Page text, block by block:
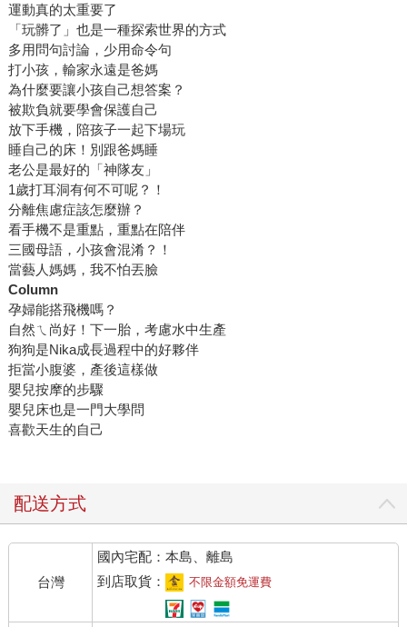
運動真的太重要了
「玩髒了」也是一種探索世界的方式
多用問句討論，少用命令句
打小孩，輸家永遠是爸媽
為什麼要讓小孩自己想答案？
被欺負就要學會保護自己
放下手機，陪孩子一起下場玩
睡自己的床！別跟爸媽睡
老公是最好的「神隊友」
1歲打耳洞有何不可呢？！
分離焦慮症該怎麼辦？
看手機不是重點，重點在陪伴
三國母語，小孩會混淆？！
當藝人媽媽，我不怕丟臉
Column
孕婦能搭飛機嗎？
自然ㄟ尚好！下一胎，考慮水中生產
狗狗是Nika成長過程中的好夥伴
拒當小腹婆，產後這樣做
嬰兒按摩的步驟
嬰兒床也是一門大學問
喜歡天生的自己
配送方式
台灣
國內宅配：本島、離島
到店取貨：
不限金額免運費